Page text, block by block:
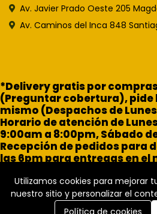
Av. Javier Prado Oeste 205
Av. Caminos del Inca 848
*Delivery gratis por
(Preguntar cobertura), pide
mismo (Despachos de
Horario de atención de
9:00am a 8:00pm, Sábado
Recepción de pedidos para
las 6pm para entregas en el
Utilizamos cookies para mejorar
nuestro sitio y personalizar el
Política de cookies